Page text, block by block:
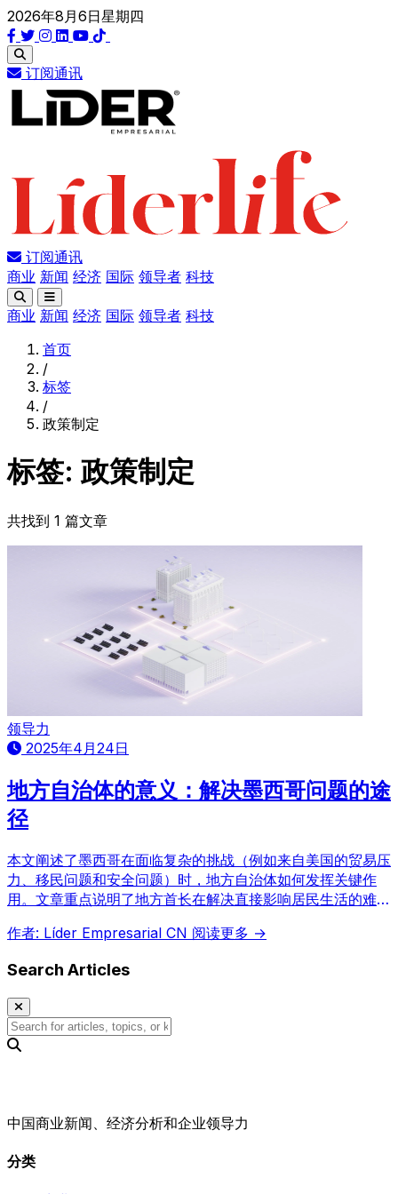
2026年8月6日星期四
订阅通讯
订阅通讯
商业 新闻 经济 国际 领导者 科技
商业 新闻 经济 国际 领导者 科技
首页
/
标签
/
政策制定
标签: 政策制定
共找到 1 篇文章
领导力
2025年4月24日
地方自治体的意义：解决墨西哥问题的途
径
本文阐述了墨西哥在面临复杂的挑战（例如来自美国的贸易压
力、移民问题和安全问题）时，地方自治体如何发挥关键作
用。文章重点说明了地方首长在解决直接影响居民生活的难题
构合作的重要性。关注地方自治、行政管理、政策制定和墨西
作者: Líder Empresarial CN 阅读更多 →
Search Articles
中国商业新闻、经济分析和企业领导力
分类